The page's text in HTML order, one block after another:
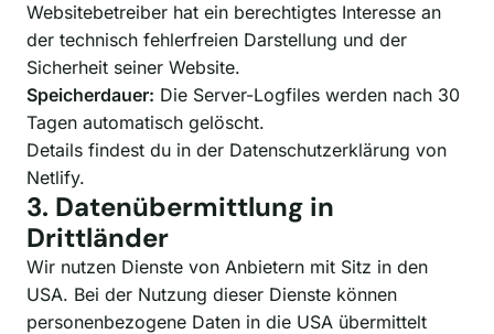
Websitebetreiber hat ein berechtigtes Interesse an
der technisch fehlerfreien Darstellung und der
Sicherheit seiner Website.
Speicherdauer: Die Server-Logfiles werden nach 30
Tagen automatisch gelöscht.
Details findest du in der Datenschutzerklärung von
Netlify.
3. Datenübermittlung in
Drittländer
Wir nutzen Dienste von Anbietern mit Sitz in den
USA. Bei der Nutzung dieser Dienste können
personenbezogene Daten in die USA übermittelt